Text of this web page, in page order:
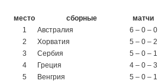
место сборные
матчи
1
Австралия
6 – 0 – 0
2
Хорватия
5 – 0 – 2
3
Сербия
5 – 0 – 1
4
Греция
4 – 0 – 3
5
Венгрия
5 – 0 – 1